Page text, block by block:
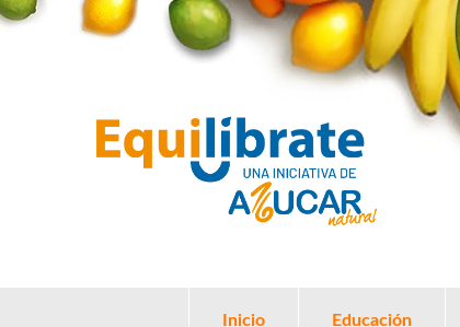
Inicio Educación